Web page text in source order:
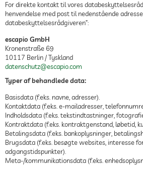
For direkte kontakt til vores
henvendelse med post til nedenstående
databeskyttelsesrådgiveren”:
escapio GmbH
Kronenstraße 69
10117 Berlin / Tyskland
datenschutz@escapio.com
Typer af behandlede data:
Basisdata (f.eks. navne, adresser).
Kontaktdata (f.eks. e-mailadresser,
Indholdsdata (f.eks. tekstindtastninger,
Kontraktdata (f.eks. kontraktgenstand, løbetid,
Betalingsdata (f.eks. bankoplysninger,
Brugsdata (f.eks. besøgte websites, interesse
adgangstidspunkter).
Meta-/kommunikationsdata (f.eks.